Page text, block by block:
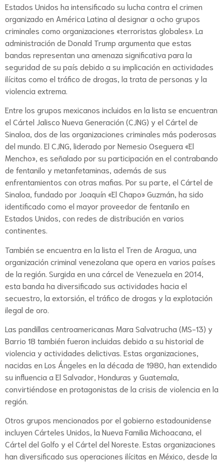
Estados Unidos ha intensificado su lucha contra el crimen
organizado en América Latina al designar a ocho grupos
criminales como organizaciones «terroristas globales». La
administración de Donald Trump argumenta que estas
bandas representan una amenaza significativa para la
seguridad de su país debido a su implicación en actividades
ilícitas como el tráfico de drogas, la trata de personas y la
violencia extrema.
Entre los grupos mexicanos incluidos en la lista se encuentran
el Cártel Jalisco Nueva Generación (CJNG) y el Cártel de
Sinaloa, dos de las organizaciones criminales más poderosas
del mundo. El CJNG, liderado por Nemesio Oseguera «El
Mencho», es señalado por su participación en el contrabando
de fentanilo y metanfetaminas, además de sus
enfrentamientos con otras mafias. Por su parte, el Cártel de
Sinaloa, fundado por Joaquín «El Chapo» Guzmán, ha sido
identificado como el mayor proveedor de fentanilo en
Estados Unidos, con redes de distribución en varios
continentes.
También se encuentra en la lista el Tren de Aragua, una
organización criminal venezolana que opera en varios países
de la región. Surgida en una cárcel de Venezuela en 2014,
esta banda ha diversificado sus actividades hacia el
secuestro, la extorsión, el tráfico de drogas y la explotación
ilegal de oro.
Las pandillas centroamericanas Mara Salvatrucha (MS-13) y
Barrio 18 también fueron incluidas debido a su historial de
violencia y actividades delictivas. Estas organizaciones,
nacidas en Los Ángeles en la década de 1980, han extendido
su influencia a El Salvador, Honduras y Guatemala,
convirtiéndose en protagonistas de la crisis de violencia en la
región.
Otros grupos mencionados por el gobierno estadounidense
incluyen Cárteles Unidos, la Nueva Familia Michoacana, el
Cártel del Golfo y el Cártel del Noreste. Estas organizaciones
han diversificado sus operaciones ilícitas en México, desde la